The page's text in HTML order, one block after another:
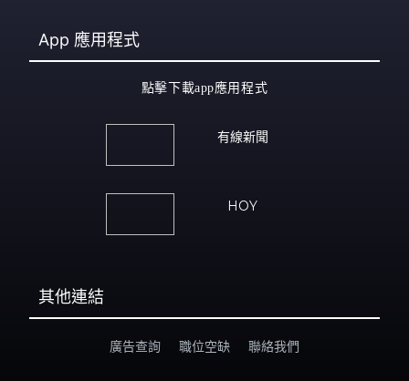
App 應用程式
點擊下載app應用程式
有線新聞
HOY
其他連結
廣告查詢 職位空缺 聯絡我們